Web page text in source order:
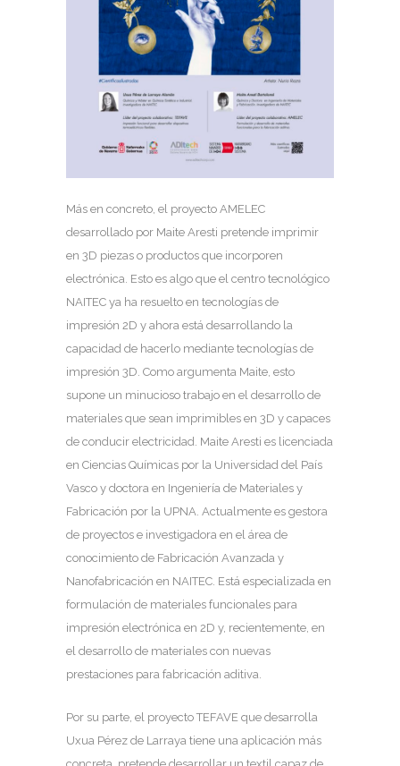
Más en concreto, el proyecto AMELEC
desarrollado por Maite Aresti pretende imprimir
en 3D piezas o productos que incorporen
electrónica. Esto es algo que el centro tecnológico
NAITEC ya ha resuelto en tecnologías de
impresión 2D y ahora está desarrollando la
capacidad de hacerlo mediante tecnologías de
impresión 3D. Como argumenta Maite, esto
supone un minucioso trabajo en el desarrollo de
materiales que sean imprimibles en 3D y capaces
de conducir electricidad. Maite Aresti es licenciada
en Ciencias Químicas por la Universidad del País
Vasco y doctora en Ingeniería de Materiales y
Fabricación por la UPNA. Actualmente es gestora
de proyectos e investigadora en el área de
conocimiento de Fabricación Avanzada y
Nanofabricación en NAITEC. Está especializada en
formulación de materiales funcionales para
impresión electrónica en 2D y, recientemente, en
el desarrollo de materiales con nuevas
prestaciones para fabricación aditiva.
Por su parte, el proyecto TEFAVE que desarrolla
Uxua Pérez de Larraya tiene una aplicación más